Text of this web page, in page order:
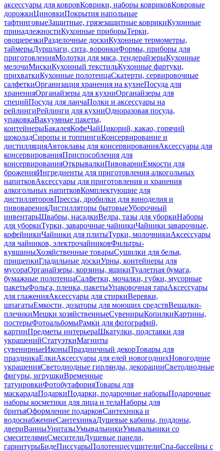
аксессуары для ковровКоврики, наборы ковриковКовровые
дорожкиЦиновкиПокрытия напольные
тафтинговыеЗащитные, грязезащитные коврикиКухонные
принадлежностиКухонные приборыТерки,
овощерезкиРазделочные доскиКухонные термометры,
таймерыДуршлаги, сита, воронкиФормы, приборы для
приготовленияМолотки для мяса, тендерайзерыКухонные
мелочиМискиКухонный текстильКухонные фартуки,
прихваткиКухонные полотенцаСкатерти, сервировочные
салфеткиОрганизация хранения на кухнеПосуда для
храненияОрганайзеры для кухниОрганайзеры для
специйПосуда для ланчаПолки и аксессуары на
рейлингиРейлинги для кухниОдноразовая посуда,
упаковкаВакуумные пакеты,
контейнерыБакалеяКофеЧайЦикорий, какао, горячий
шоколадСиропы и топпингиКонсервирование и
дистилляцияАвтоклавы для консервированияАксессуары для
консервированияПриспособления для
консервированияОткрывалкиПивоварниЕмкости для
броженияИнгредиенты для приготовления алкогольных
напитковАксессуары для приготовления и хранения
алкогольных напитковКомплектующие для
дистилляторовПрессы, дробилки для виноделия и
пивоваренияДистилляторы бытовыеУборочный
инвентарьШвабры, насадкиВедра, тазы для уборкиНаборы
для уборкиТурки, заварочные чайникиЧайники заварочные,
кофейникиЧайники для плитыТурки, молочникиАксессуары
для чайников, электрочайниковФильтры-
кувшиныХозяйственные товарыСушилки для белья,
прищепкиГладильные доскиУрны, контейнеры для
мусораОрганайзеры, корзины, ящикиТуалетная бумага,
бумажные полотенцаСалфетки, мочалки, губки, мусорные
пакетыФольга, пленка, пакетыУпаковочная тараАксессуары
для глаженияАксессуары для стиркиВеревки,
шпагатыЕмкости, дозаторы для моющих средствВешалки-
плечикиМешки хозяйственныеСувенирыКопилкиКартины,
постерыФотоальбомыРамки для фотографий,
картинПредметы интерьераШкатулки, подставки для
украшенийСтатуэткиМагниты
сувенирныеИконыПраздничный декорТовары для
праздникаЕлкиАксессуары для елей новогоднихНовогодние
украшенияСветодиодные гирлянды, декорацииСветодиодные
фигуры, игрушкиВременные
татуировкиФотобутафорияТовары для
маскарадаПодаркиПодарки, подарочные наборыПодарочные
наборы косметики для лица и телаНаборы для
бритьяОформление подарковСантехника и
водоснабжениеСантехникаДушевые кабины, поддоны,
двериВанныУнитазыУмывальникиУмывальники со
смесителямиСмесителиДушевые панели,
гарнитурыБидеПиссуарыПолотенцесушителиСпа-бассейны с